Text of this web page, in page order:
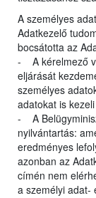
A személyes
Adatkezelő
bocsátotta az
- A kérelmező
eljárását
személyes
adatokat is
- A
nyilvántartás:
eredményes
azonban az
címén nem
a személyi adat-